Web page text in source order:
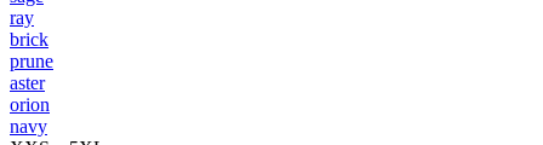
ray
brick
prune
aster
orion
navy